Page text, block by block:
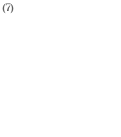
товаров
77